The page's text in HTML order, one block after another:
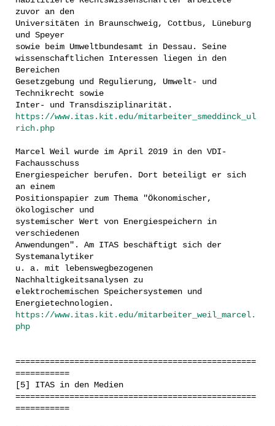
zuvor an den
Universitäten in Braunschweig, Cottbus, Lüneburg
und Speyer
sowie beim Umweltbundesamt in Dessau. Seine
wissenschaftlichen Interessen liegen in den
Bereichen
Gesetzgebung und Regulierung, Umwelt- und
Technikrecht sowie
Inter- und Transdisziplinarität.
https://www.itas.kit.edu/mitarbeiter_smeddinck_ul
rich.php
Marcel Weil wurde im April 2019 in den VDI-
Fachausschuss
Energiespeicher berufen. Dort beteiligt er sich
an einem
Positionspapier zum Thema "Ökonomischer,
ökologischer und
systemischer Wert von Energiespeichern in
verschiedenen
Anwendungen". Am ITAS beschäftigt sich der
Systemanalytiker
u. a. mit lebenswegbezogenen
Nachhaltigkeitsanalysen zu
elektrochemischen Speichersystemen und
Energietechnologien.
https://www.itas.kit.edu/mitarbeiter_weil_marcel.
php
=================================================
===========
[5] ITAS in den Medien
=================================================
===========